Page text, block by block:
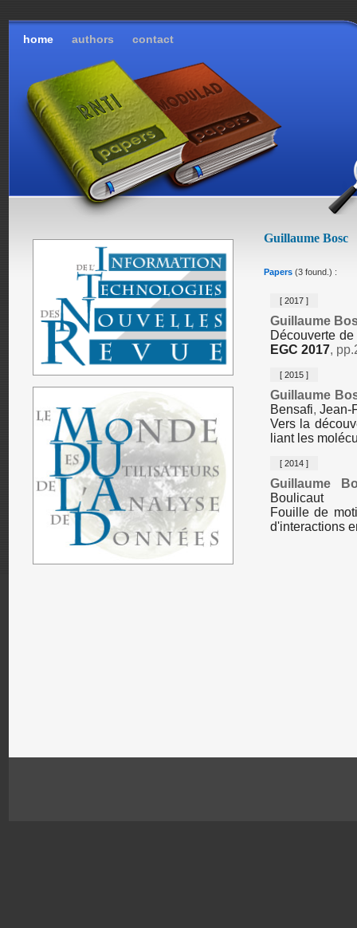
home authors contact
Guillaume Bosc
Papers (3 found.) :
[ 2017 ]
Guillaume
Découverte
EGC 2017,
[ 2015 ]
Guillaume
Bensafi, Jean-
Vers la
liant les
[ 2014 ]
Guillaume
Boulicaut
Fouille de
d'interactions